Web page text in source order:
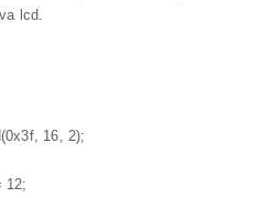
lcd.
16, 2);
12;